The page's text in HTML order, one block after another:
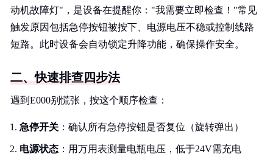
动机故障灯"，是设备在提醒你："我需要立即检查！"常见
触发原因包括急停按钮被按下、电源电压不稳或控制线路
短路。此时设备会自动锁定升降功能，确保操作安全。
二、快速排查四步法
遇到E000别慌张，按这个顺序检查：
急停开关 ：确认所有急停按钮是否复位（旋转弹出）
电源状态 ：用万用表测量电瓶电压，低于24V需充电